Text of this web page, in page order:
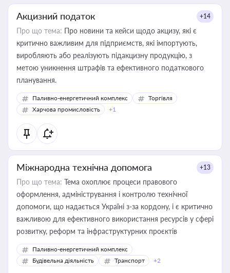
Акцизний податок +14
Про що тема: Про новини та кейси щодо акцизу, які є
критично важливим для підприємств, які імпортують,
виробляють або реалізують підакцизну продукцію, з
метою уникнення штрафів та ефективного податкового
планування.
Паливно-енергетичний комплекс
Торгівля
Харчова промисловість
+1
Міжнародна технічна допомога +13
Про що тема: Тема охоплює процеси правового
оформлення, адміністрування і контролю технічної
допомоги, що надається Україні з-за кордону, і є критично
важливою для ефективного використання ресурсів у сфері
розвитку, реформ та інфраструктурних проєктів
Паливно-енергетичний комплекс
Будівельна діяльність
Транспорт +2